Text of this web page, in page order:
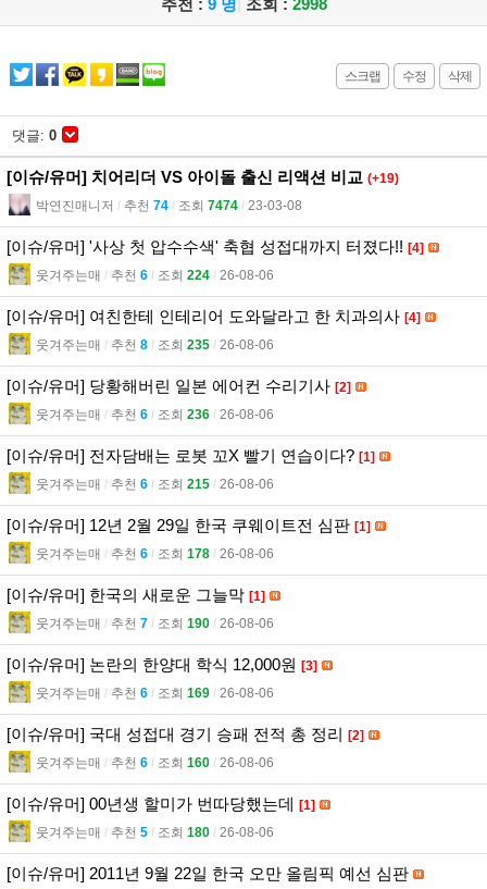
추천 : 9 명 조회 : 2998
스크랩 수정 삭제
댓글: 0
[이슈/유머] 치어리더 VS 아이돌 출신 리액션 비교 (+19)
박연진매니저 l 추천 74 l 조회 7474 l 23-03-08
[이슈/유머] '사상 첫 압수수색' 축협 성접대까지 터졌다!! [4]
웃겨주는매 l 추천 6 l 조회 224 l 26-08-06
[이슈/유머] 여친한테 인테리어 도와달라고 한 치과의사 [4]
웃겨주는매 l 추천 8 l 조회 235 l 26-08-06
[이슈/유머] 당황해버린 일본 에어컨 수리기사 [2]
웃겨주는매 l 추천 6 l 조회 236 l 26-08-06
[이슈/유머] 전자담배는 로봇 꼬X 빨기 연습이다? [1]
웃겨주는매 l 추천 6 l 조회 215 l 26-08-06
[이슈/유머] 12년 2월 29일 한국 쿠웨이트전 심판 [1]
웃겨주는매 l 추천 6 l 조회 178 l 26-08-06
[이슈/유머] 한국의 새로운 그늘막 [1]
웃겨주는매 l 추천 7 l 조회 190 l 26-08-06
[이슈/유머] 논란의 한양대 학식 12,000원 [3]
웃겨주는매 l 추천 6 l 조회 169 l 26-08-06
[이슈/유머] 국대 성접대 경기 승패 전적 총 정리 [2]
웃겨주는매 l 추천 6 l 조회 160 l 26-08-06
[이슈/유머] 00년생 할미가 번따당했는데 [1]
웃겨주는매 l 추천 5 l 조회 180 l 26-08-06
[이슈/유머] 2011년 9월 22일 한국 오만 올림픽 예선 심판